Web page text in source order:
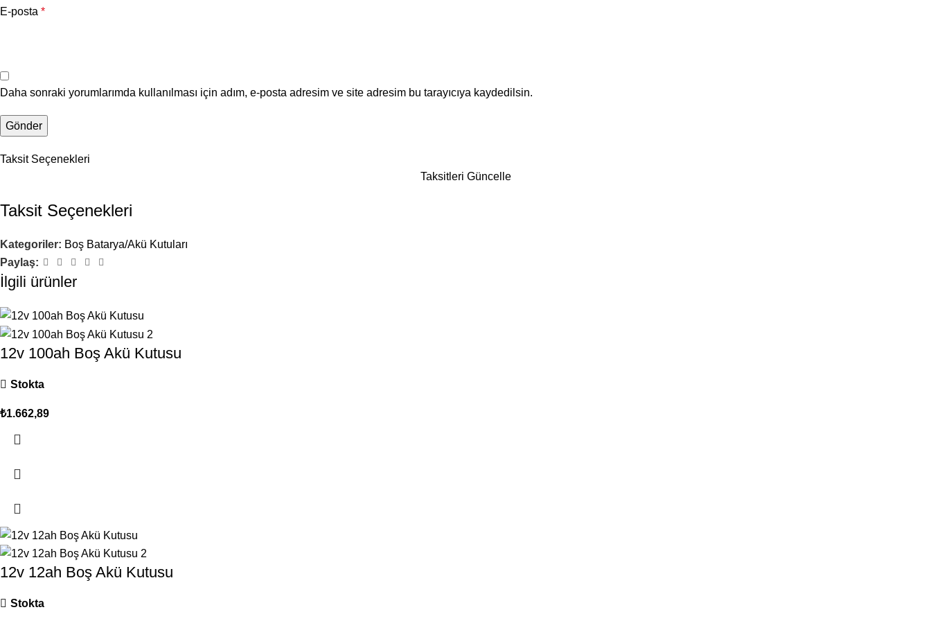
E-posta *
Daha sonraki yorumlarımda kullanılması için adım, e-posta adresim ve site adresim bu tarayıcıya kaydedilsin.
Taksit Seçenekleri
Taksitleri Güncelle
Taksit Seçenekleri
Kategoriler: Boş Batarya/Akü Kutuları
Paylaş:
İlgili ürünler
12v 100ah Boş Akü Kutusu
Stokta
₺1.662,89
12v 12ah Boş Akü Kutusu
Stokta